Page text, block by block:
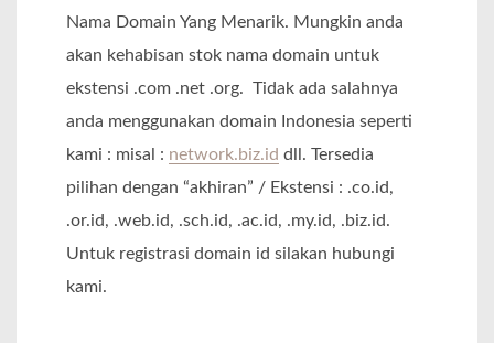
Nama Domain Yang Menarik. Mungkin anda
akan kehabisan stok nama domain untuk
ekstensi .com .net .org. Tidak ada salahnya
anda menggunakan domain Indonesia seperti
kami : misal : network.biz.id dll. Tersedia
pilihan dengan “akhiran” / Ekstensi : .co.id,
.or.id, .web.id, .sch.id, .ac.id, .my.id, .biz.id.
Untuk registrasi domain id silakan hubungi
kami.